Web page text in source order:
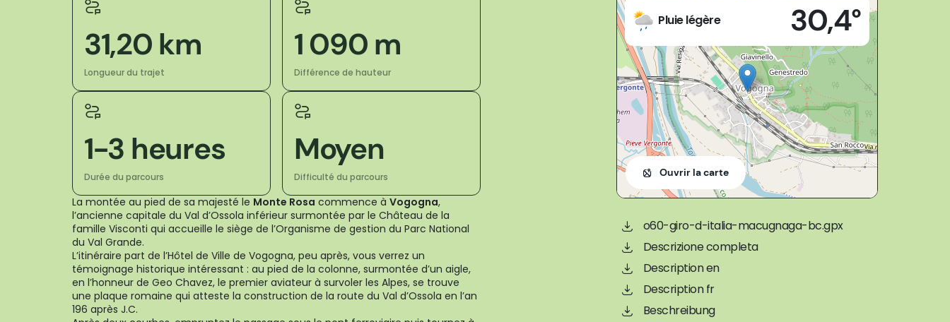
31,20 km
Longueur du trajet
1 090 m
Différence de hauteur
1-3 heures
Durée du parcours
Moyen
Difficulté du parcours
La montée au pied de sa majesté le Monte Rosa commence à Vogogna,
l’ancienne capitale du Val d’Ossola inférieur surmontée par le Château de la
famille Visconti qui accueille le siège de l’Organisme de gestion du Parc National
du Val Grande.
L’itinéraire part de l’Hôtel de Ville de Vogogna, peu après, vous verrez un
témoignage historique intéressant : au pied de la colonne, surmontée d’un aigle,
en l’honneur de Geo Chavez, le premier aviateur à survoler les Alpes, se trouve
une plaque romaine qui atteste la construction de la route du Val d’Ossola en l’an
196 après J.C.
Pluie légère 30,4°
28805 - Vogogna (VB)
Ouvrir la carte
o60-giro-d-italia-macugnaga-bc.gpx
Descrizione completa
Description en
Description fr
Beschreibung